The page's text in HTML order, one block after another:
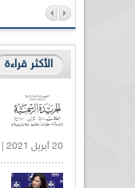
الأكثر قراءة
20 أبريل 2021 |